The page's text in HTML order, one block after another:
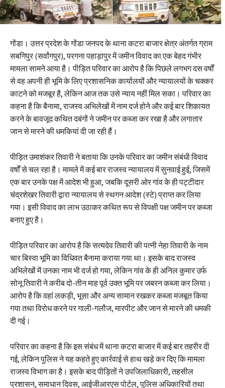
गोंडा। उत्तर प्रदेश के गोंडा जनपद के थाना कटरा बाजार क्षेत्र अंतर्गत ग्राम
सबगिपुर (सर्वांगपुर), परगना पहाड़ापुर में जमीन विवाद का एक बेहद गंभीर
मामला सामने आया है। पीड़ित परिवार का आरोप है कि पिछले लगभग दस वर्षों
से वह अपनी ही भूमि के लिए प्रशासनिक कार्यालयों और न्यायालयों के चक्कर
काटने को मजबूर है, लेकिन आज तक उसे न्याय नहीं मिल सका। परिवार का
कहना है कि बैनामा, राजस्व अभिलेखों में नाम दर्ज होने और कई बार शिकायत
करने के बावजूद कथित दबंगों ने जमीन पर कब्जा कर रखा है और लगातार
जान से मारने की धमकियां दी जा रही हैं।
पीड़ित उमाशंकर तिवारी ने बताया कि उनके परिवार का जमीन संबंधी विवाद
वर्षों से चल रहा है। मामले में कई बार राजस्व न्यायालय में सुनवाई हुई, जिसमें
एक बार उनके पक्ष में आदेश भी हुआ, जबकि दूसरी ओर गांव के ही पट्टीदार
चंद्रशेखर तिवारी द्वारा न्यायालय से स्थगन आदेश (स्टे) प्राप्त कर लिया
गया। इसी विवाद का लाभ उठाकर कथित रूप से विपक्षी पक्ष जमीन पर कब्जा
बनाए हुए है।
पीड़ित परिवार का आरोप है कि सत्यदेव तिवारी की पत्नी नेहा तिवारी के नाम
चार बिस्वा भूमि का विधिवत बैनामा कराया गया था। इसके बाद राजस्व
अभिलेखों में उनका नाम भी दर्ज हो गया, लेकिन गांव के ही अनिल कुमार उर्फ
सोनू तिवारी ने करीब दो-तीन माह पूर्व उक्त भूमि पर जबरन कब्जा कर लिया।
आरोप है कि वहां लकड़ी, भूसा और अन्य सामान रखकर कब्जा मजबूत किया
गया तथा विरोध करने पर गाली-गलौज, मारपीट और जान से मारने की धमकी
दी गई।
परिवार का कहना है कि इस संबंध में थाना कटरा बाजार में कई बार तहरीर दी
गई, लेकिन पुलिस ने यह कहते हुए कार्रवाई से हाथ खड़े कर दिए कि मामला
राजस्व विभाग का है। इसके बाद पीड़ितों ने उपजिलाधिकारी, तहसील
प्रशासन, समाधान दिवस, आईजीआरएस पोर्टल, पुलिस अधिकारियों तथा